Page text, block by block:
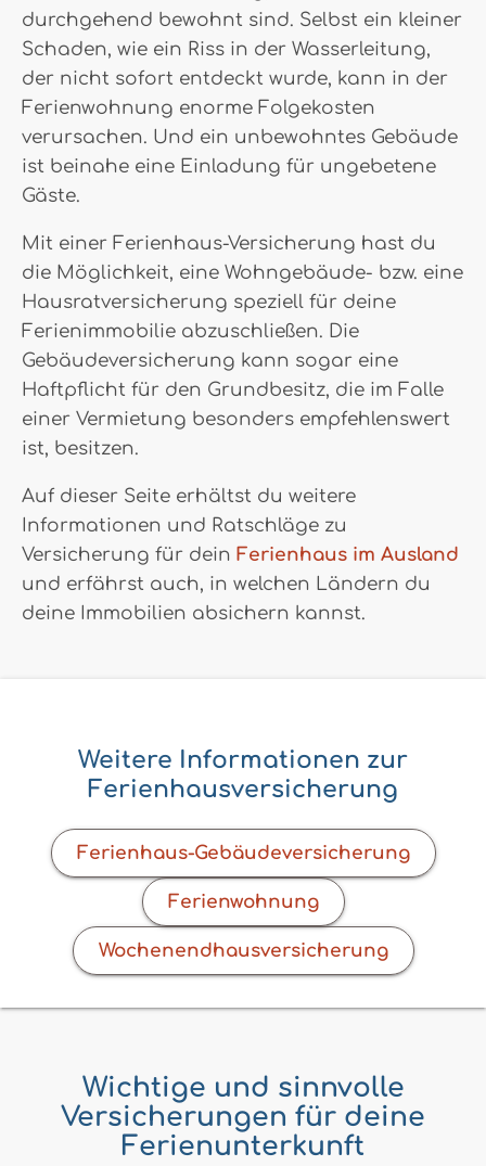
durchgehend bewohnt sind. Selbst ein kleiner
Schaden, wie ein Riss in der Wasserleitung,
der nicht sofort entdeckt wurde, kann in der
Ferienwohnung enorme Folgekosten
verursachen. Und ein unbewohntes Gebäude
ist beinahe eine Einladung für ungebetene
Gäste.
Mit einer Ferienhaus-Versicherung hast du
die Möglichkeit, eine Wohngebäude- bzw. eine
Hausratversicherung speziell für deine
Ferienimmobilie abzuschließen. Die
Gebäudeversicherung kann sogar eine
Haftpflicht für den Grundbesitz, die im Falle
einer Vermietung besonders empfehlenswert
ist, besitzen.
Auf dieser Seite erhältst du weitere
Informationen und Ratschläge zu
Versicherung für dein Ferienhaus im Ausland
und erfährst auch, in welchen Ländern du
deine Immobilien absichern kannst.
Weitere Informationen zur
Ferienhausversicherung
Ferienhaus-Gebäudeversicherung
Ferienwohnung
Wochenendhausversicherung
Wichtige und sinnvolle
Versicherungen für deine
Ferienunterkunft